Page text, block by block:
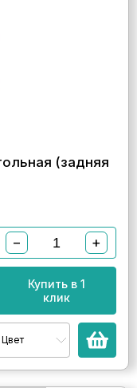
(задняя
− +
Купить в 1
клик
Цвет